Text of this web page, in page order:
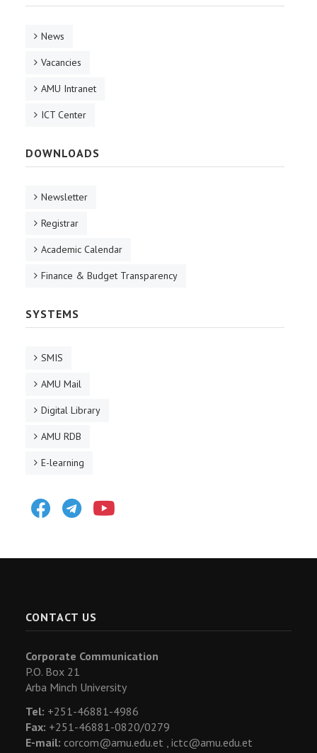
News
Vacancies
AMU Intranet
ICT Center
DOWNLOADS
Newsletter
Registrar
Academic Calendar
Finance & Budget Transparency
SYSTEMS
SMIS
AMU Mail
Digital Library
AMU RDB
E-learning
FacebookTelegram
CONTACT US
Corporate Communication
P.O. Box 21
Arba Minch University
Tel: +251-46881-4986
Fax: +251-46881-0820/0279
E-mail: corcom@amu.edu.et , ictc@amu.edu.et